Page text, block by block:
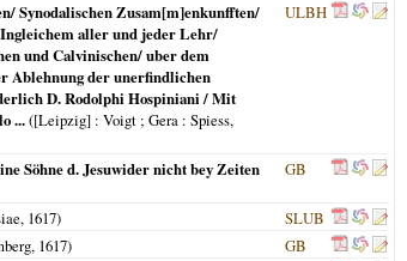
Synodalischen Zusam[m]enkunfften/
Ingleichem aller und jeder Lehr/
und Calvinischen/ uber dem
Ablehnung der unerfindlichen
D. Rodolphi Hospiniani / Mit
...([Leipzig] : Voigt ; Gera : Spiess,
ULBH
Söhne d. Jesuwider nicht bey Zeiten
GB
, 1617)
SLUB
1617)
GB